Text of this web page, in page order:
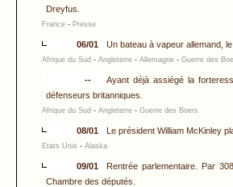
Dreyfus.
France - Presse
06/01 Un bateau à vapeur allemand,
Afrique du Sud - Angleterre - Allemagne - Guerre des
--
Ayant déjà assiégé la
défenseurs britanniques.
Afrique du Sud - Angleterre - Guerre des Boers
08/01 Le président William McKinley
Etats Unis - Alaska
09/01
Rentrée parlementaire. Par
Chambre des députés.